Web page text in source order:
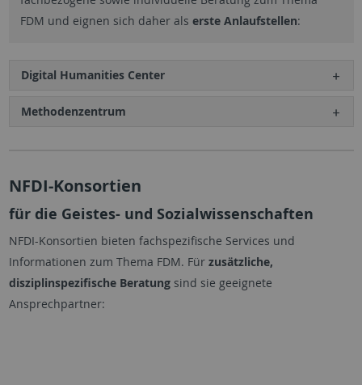
FDM und eignen sich daher als erste Anlaufstellen:
Digital Humanities Center
Methodenzentrum
NFDI-Konsortien
für die Geistes- und Sozialwissenschaften
NFDI-Konsortien bieten fachspezifische Services und
Informationen zum Thema FDM. Für zusätzliche,
disziplinspezifische Beratungsind sie geeignete
Ansprechpartner: